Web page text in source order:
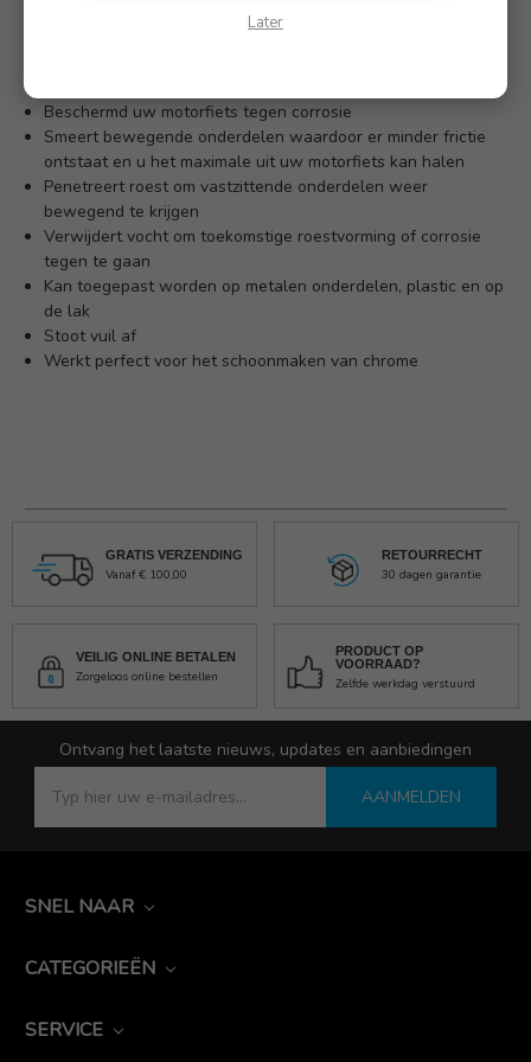
losgedraaid krijgt, MO-94 is alles wat u nodig hebt.
Beschermd uw motorfiets tegen corrosie
Smeert bewegende onderdelen waardoor er minder frictie
ontstaat en u het maximale uit uw motorfiets kan halen
Penetreert roest om vastzittende onderdelen weer
bewegend te krijgen
Verwijdert vocht om toekomstige roestvorming of corrosie
tegen te gaan
Kan toegepast worden op metalen onderdelen, plastic en op
de lak
Stoot vuil af
Werkt perfect voor het schoonmaken van chrome
GRATIS VERZENDING
Vanaf € 100,00
RETOURRECHT
30 dagen garantie
VEILIG ONLINE BETALEN
Zorgeloos online bestellen
PRODUCT OP
VOORRAAD?
Zelfde werkdag verstuurd
Ontvang het laatste nieuws, updates en aanbiedingen
AANMELDEN
SNEL NAAR
CATEGORIEËN
SERVICE
Later